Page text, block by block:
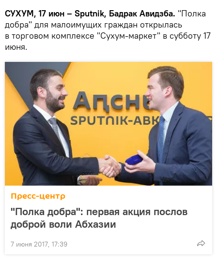
СУХУМ, 17 июн – Sputnik, Бадрак Авидзба. "Полка
добра" для малоимущих граждан открылась
в торговом комплексе "Сухум-маркет" в субботу 17
июня.
Пресс-центр
"Полка добра": первая акция послов
доброй воли Абхазии
7 июня 2017, 17:39